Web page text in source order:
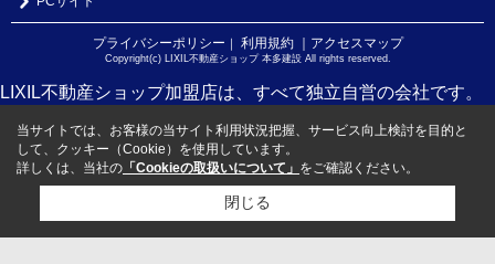
プライバシーポリシー ｜ 利用規約 ｜アクセスマップ
Copyright(c) LIXIL不動産ショップ 本多建設 All rights reserved.
LIXIL不動産ショップ加盟店は、すべて独立自営の会社です。
当サイトでは、お客様の当サイト利用状況把握、サービス向上検討を目的と
して、クッキー（Cookie）を使用しています。
詳しくは、当社の 「Cookieの取扱いについて」 をご確認ください。
閉じる